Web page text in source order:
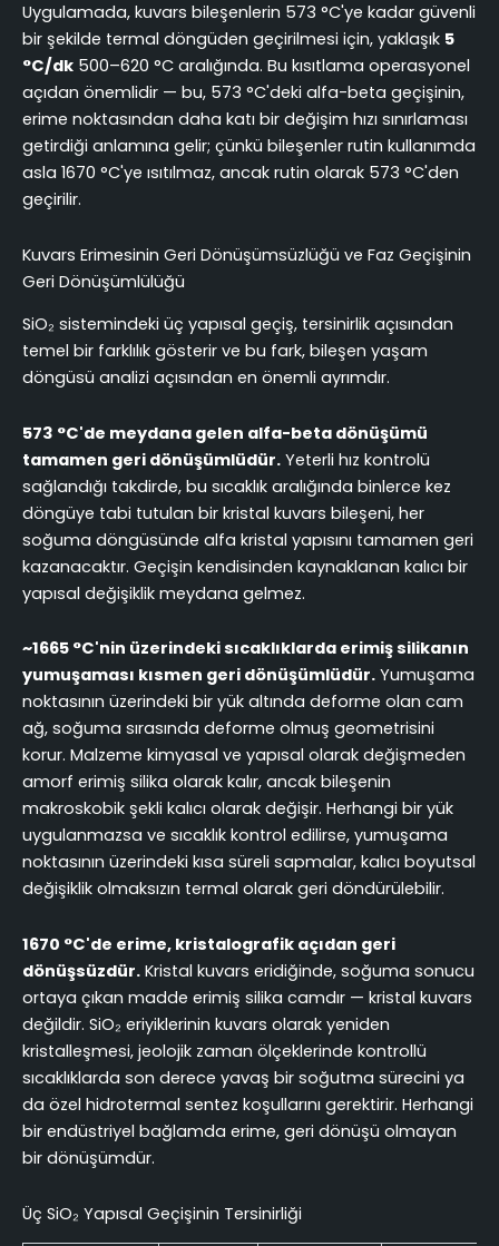
Uygulamada, kuvars bileşenlerin 573 °C'ye kadar güvenli
bir şekilde termal döngüden geçirilmesi için, yaklaşık 5
°C/dk 500–620 °C aralığında. Bu kısıtlama operasyonel
açıdan önemlidir — bu, 573 °C'deki alfa-beta geçişinin,
erime noktasından daha katı bir değişim hızı sınırlaması
getirdiği anlamına gelir; çünkü bileşenler rutin kullanımda
asla 1670 °C'ye ısıtılmaz, ancak rutin olarak 573 °C'den
geçirilir.
Kuvars Erimesinin Geri Dönüşümsüzlüğü ve Faz Geçişinin
Geri Dönüşümlülüğü
SiO₂ sistemindeki üç yapısal geçiş, tersinirlik açısından
temel bir farklılık gösterir ve bu fark, bileşen yaşam
döngüsü analizi açısından en önemli ayrımdır.
573 °C'de meydana gelen alfa-beta dönüşümü
tamamen geri dönüşümlüdür. Yeterli hız kontrolü
sağlandığı takdirde, bu sıcaklık aralığında binlerce kez
döngüye tabi tutulan bir kristal kuvars bileşeni, her
soğuma döngüsünde alfa kristal yapısını tamamen geri
kazanacaktır. Geçişin kendisinden kaynaklanan kalıcı bir
yapısal değişiklik meydana gelmez.
~1665 °C'nin üzerindeki sıcaklıklarda erimiş silikanın
yumuşaması kısmen geri dönüşümlüdür. Yumuşama
noktasının üzerindeki bir yük altında deforme olan cam
ağ, soğuma sırasında deforme olmuş geometrisini
korur. Malzeme kimyasal ve yapısal olarak değişmeden
amorf erimiş silika olarak kalır, ancak bileşenin
makroskobik şekli kalıcı olarak değişir. Herhangi bir yük
uygulanmazsa ve sıcaklık kontrol edilirse, yumuşama
noktasının üzerindeki kısa süreli sapmalar, kalıcı boyutsal
değişiklik olmaksızın termal olarak geri döndürülebilir.
1670 °C'de erime, kristalografik açıdan geri
dönüşsüzdür. Kristal kuvars eridiğinde, soğuma sonucu
ortaya çıkan madde erimiş silika camdır — kristal kuvars
değildir. SiO₂ eriyiklerinin kuvars olarak yeniden
kristalleşmesi, jeolojik zaman ölçeklerinde kontrollü
sıcaklıklarda son derece yavaş bir soğutma sürecini ya
da özel hidrotermal sentez koşullarını gerektirir. Herhangi
bir endüstriyel bağlamda erime, geri dönüşü olmayan
bir dönüşümdür.
Üç SiO₂ Yapısal Geçişinin Tersinirliği